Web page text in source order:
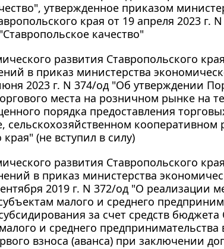
утвержденное приказом
края от 19 апреля 2023 г.
качество"
развития Ставропольского
в приказ министерства
2023 г. N 374/од "Об утверждении
места на розничном рынке на
порядка предоставления
сельскохозяйственном кооперативном
(не вступил в силу)
развития Ставропольского
в приказ министерства
2019 г. N 372/од "О реализации
малого и среднего
за счет средств бюджета
и среднего
взноса (аванса) при заключении